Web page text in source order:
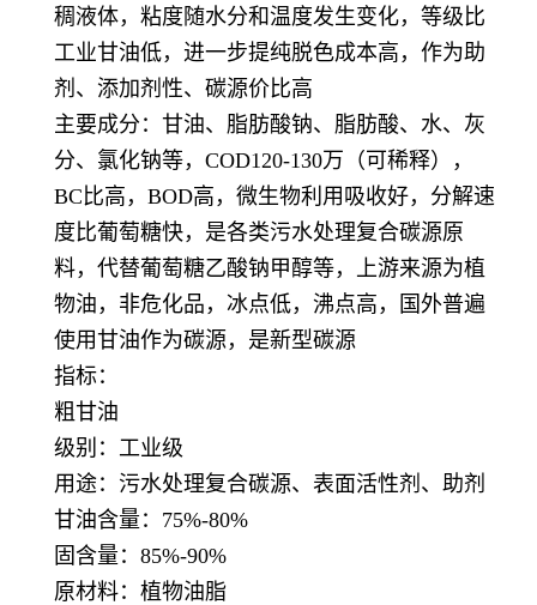
稠液体，粘度随水分和温度发生变化，等级比
工业甘油低，进一步提纯脱色成本高，作为助
剂、添加剂性、碳源价比高
主要成分：甘油、脂肪酸钠、脂肪酸、水、灰
分、氯化钠等，COD120-130万（可稀释），
BC比高，BOD高，微生物利用吸收好，分解速
度比葡萄糖快，是各类污水处理复合碳源原
料，代替葡萄糖乙酸钠甲醇等，上游来源为植
物油，非危化品，冰点低，沸点高，国外普遍
使用甘油作为碳源，是新型碳源
指标：
粗甘油
级别：工业级
用途：污水处理复合碳源、表面活性剂、助剂
甘油含量：75%-80%
固含量：85%-90%
原材料：植物油脂